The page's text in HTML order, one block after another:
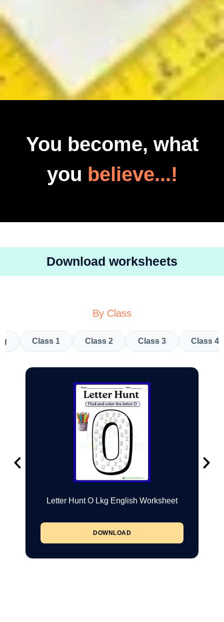
You become, what
you believe...!
Download worksheets
By Class
Class 1 Class 2 Class 3 Class 4
Letter Hunt O Lkg English Worksheet
DOWNLOAD